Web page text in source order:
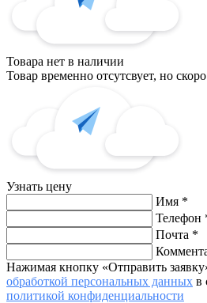
Товара нет в наличии
Товар временно отсутсвует, но
Узнать цену
Имя *
Телефон
Почта *
Нажимая кнопку «Отправить
обработкой персональных данных в
политикой конфиденциальности